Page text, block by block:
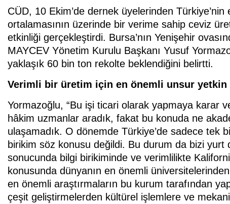
CÜD, 10 Ekim’de dernek üyelerinden
ortalamasının üzerinde bir verime sahip ceviz
etkinliği gerçekleştirdi. Bursa’nın Yenişehir
MAYCEV Yönetim Kurulu Başkanı Yusuf
yaklaşık 60 bin ton rekolte beklendiğini belirtti.
Verimli bir üretim için en önemli unsur yetkin
Yormazoğlu, “Bu işi ticari olarak yapmaya karar
hâkim uzmanlar aradık, fakat bu konuda ne
ulaşamadık. O dönemde Türkiye’de sadece tek
birikim söz konusu değildi. Bu durum da bizi yurt
sonucunda bilgi birikiminde ve verimlilikte
konusunda dünyanın en önemli
en önemli araştırmaların bu kurum tarafından
çeşit geliştirmelerden kültürel işlemlere ve